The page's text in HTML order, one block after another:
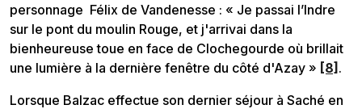
personnage Félix de Vandenesse : « Je passai l’Indre
sur le pont du moulin Rouge, et j'arrivai dans la
bienheureuse toue en face de Clochegourde où brillait
une lumière à la dernière fenêtre du côté d'Azay » [8] .
Lorsque Balzac effectue son dernier séjour à Saché en